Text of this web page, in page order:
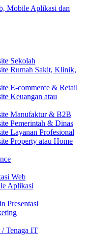
Sekolah
Rumah Sakit, Klinik,
E-commerce & Retail
Keuangan atau
Manufaktur & B2B
Pemerintah & Dinas
Layanan Profesional
Property atau Home
Web
Aplikasi
Presentasi
/ Tenaga IT